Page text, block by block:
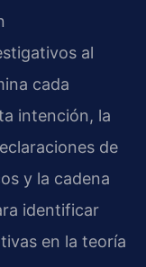
al
cada
intención, la
de
y la cadena
identificar
en la teoría